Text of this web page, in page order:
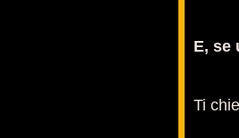
E, se
Ti